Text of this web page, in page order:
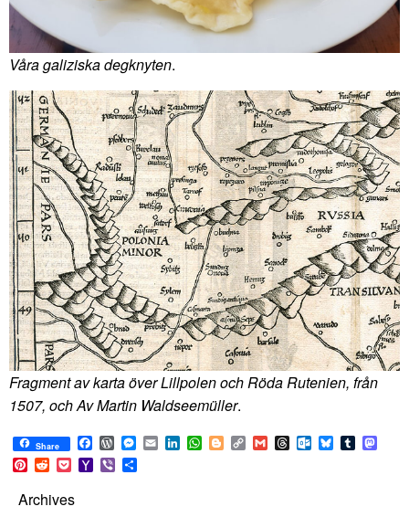
Våra galiziska degknyten.
Fragment av karta över Lillpolen och Röda Rutenien, från
1507, och Av Martin Waldseemüller.
Share Facebook
WordPress
Messenger
EmailLinkedIn
WhatsApp
BloggerCopy
Link
GmailThreadsOutlook.com
BlueskyTumblr
Pinterest
RedditPocketYahoo
Mail
Viber
Archives